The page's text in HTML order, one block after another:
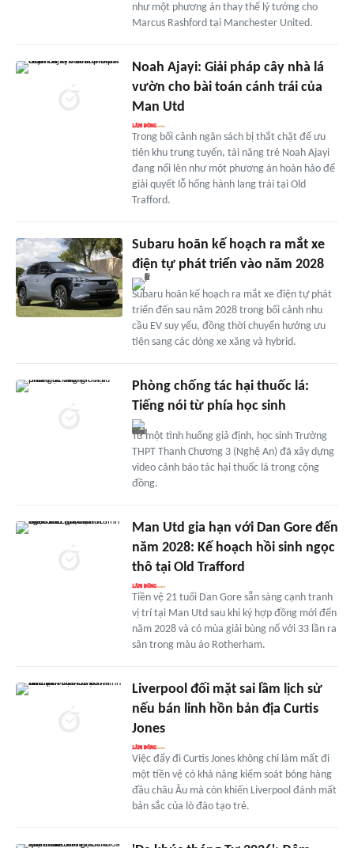
như một phương án thay thế lý tưởng cho
Marcus Rashford tại Manchester United.
Noah Ajayi: Giải pháp cây nhà lá
vườn cho bài toán cánh trái của
Man Utd
Trong bối cảnh ngân sách bị thắt chặt để ưu
tiên khu trung tuyến, tài năng trẻ Noah Ajayi
đang nổi lên như một phương án hoàn hảo để
giải quyết lỗ hổng hành lang trái tại Old
Trafford.
Subaru hoãn kế hoạch ra mắt xe
điện tự phát triển vào năm 2028
Subaru hoãn kế hoạch ra mắt xe điện tự phát
triển đến sau năm 2028 trong bối cảnh nhu
cầu EV suy yếu, đồng thời chuyển hướng ưu
tiên sang các dòng xe xăng và hybrid.
Phòng chống tác hại thuốc lá:
Tiếng nói từ phía học sinh
Từ một tình huống giả định, học sinh Trường
THPT Thanh Chương 3 (Nghệ An) đã xây dựng
video cảnh báo tác hại thuốc lá trong cộng
đồng.
Man Utd gia hạn với Dan Gore đến
năm 2028: Kế hoạch hồi sinh ngọc
thô tại Old Trafford
Tiền vệ 21 tuổi Dan Gore sẵn sàng cạnh tranh
vị trí tại Man Utd sau khi ký hợp đồng mới đến
năm 2028 và có mùa giải bùng nổ với 33 lần ra
sân trong màu áo Rotherham.
Liverpool đối mặt sai lầm lịch sử
nếu bán linh hồn bản địa Curtis
Jones
Việc đẩy đi Curtis Jones không chỉ làm mất đi
một tiền vệ có khả năng kiểm soát bóng hàng
đầu châu Âu mà còn khiến Liverpool đánh mất
bản sắc của lò đào tạo trẻ.